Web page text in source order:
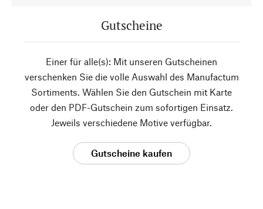
Gutscheine
Einer für alle(s): Mit unseren Gutscheinen
verschenken Sie die volle Auswahl des Manufactum
Sortiments. Wählen Sie den Gutschein mit Karte
oder den PDF-Gutschein zum sofortigen Einsatz.
Jeweils verschiedene Motive verfügbar.
Gutscheine kaufen